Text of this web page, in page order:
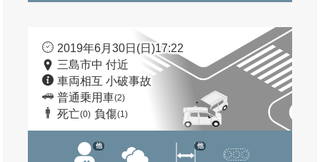
2019年6月30日(日)17:22
三島市中 付近
車両相互 小破事故
普通乗用車(2)
死亡(0) 負傷(1)
他 他